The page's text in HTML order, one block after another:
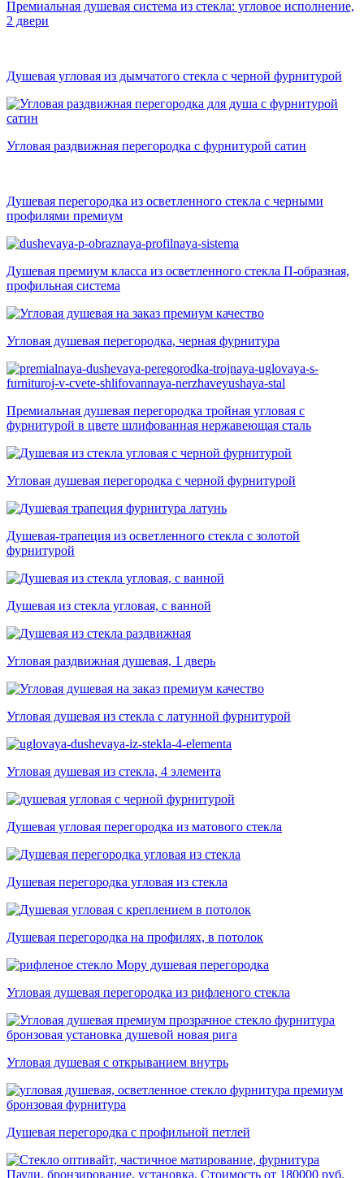
Премиальная душевая система из стекла: угловое исполнение,
2 двери
Душевая угловая из дымчатого стекла с черной фурнитурой
Угловая раздвижная перегородка с фурнитурой сатин
Душевая перегородка из осветленного стекла с черными
профилями премиум
Душевая премиум класса из осветленного стекла П-образная,
профильная система
Угловая душевая перегородка, черная фурнитура
Премиальная душевая перегородка тройная угловая с
фурнитурой в цвете шлифованная нержавеющая сталь
Угловая душевая перегородка с черной фурнитурой
Душевая-трапеция из осветленного стекла с золотой
фурнитурой
Душевая из стекла угловая, с ванной
Угловая раздвижная душевая, 1 дверь
Угловая душевая из стекла с латунной фурнитурой
Угловая душевая из стекла, 4 элемента
Душевая угловая перегородка из матового стекла
Душевая перегородка угловая из стекла
Душевая перегородка на профилях, в потолок
Угловая душевая перегородка из рифленого стекла
Угловая душевая с открыванием внутрь
Душевая перегородка с профильной петлей